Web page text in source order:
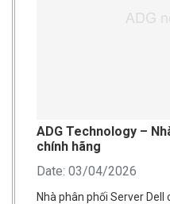
ADG Technology –
chính hãng
Date: 03/04/2026
Nhà phân phối Server Dell